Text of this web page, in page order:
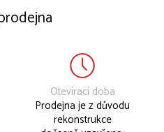
Otevírací doba
Prodejna je z důvodu
rekonstrukce